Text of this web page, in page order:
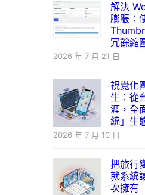
解決
膨脹：
冗餘縮
2026 年 7 月 21 日
視覺化
生：從
涯，全
統」生
2026 年 7 月 10 日
把旅行
就系統
次擁有